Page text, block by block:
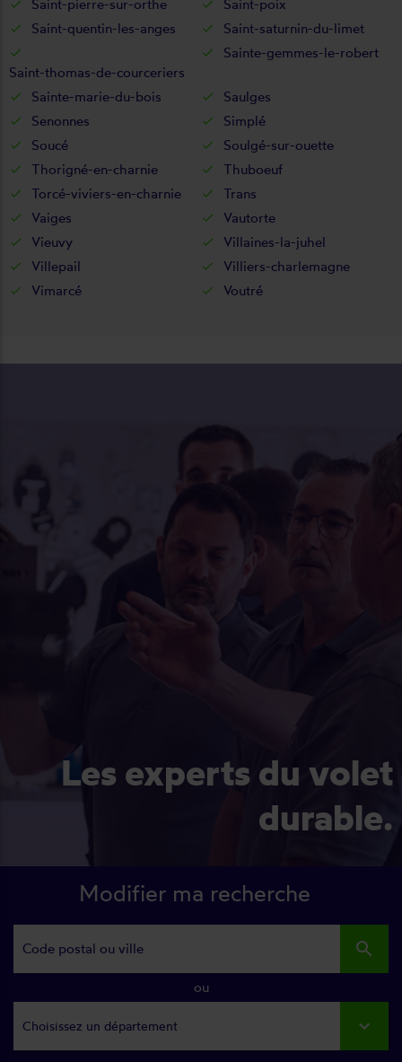
Saint-pierre-sur-orthe
Saint-poix
Saint-quentin-les-anges
Saint-saturnin-du-limet
Saint-thomas-de-courceriers
Sainte-gemmes-le-robert
Sainte-marie-du-bois
Saulges
Senonnes
Simplé
Soucé
Soulgé-sur-ouette
Thorigné-en-charnie
Thuboeuf
Torcé-viviers-en-charnie
Trans
Vaiges
Vautorte
Vieuvy
Villaines-la-juhel
Villepail
Villiers-charlemagne
Vimarcé
Voutré
Les experts du volet
durable.
Modifier ma recherche
search
ou
Choisissez un département